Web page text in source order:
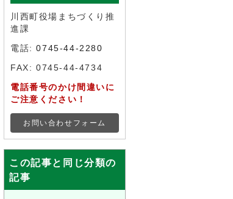
川西町役場まちづくり推
進課
電話:0745-44-2280
FAX: 0745-44-4734
電話番号のかけ間違いに
ご注意ください！
お問い合わせフォーム
この記事と同じ分類の
記事